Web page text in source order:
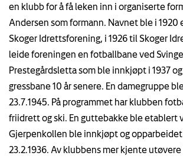
en klubb for å få leken inn i organiserte
Andersen som formann. Navnet ble i
Skoger Idrettsforening, i 1926 til Skoger
leide foreningen en fotballbane ved
Prestegårdsletta som ble innkjøpt i 1937
gressbane 10 år senere. En damegruppe
23.7.1945. På programmet har klubben
friidrett og ski. En guttebakke ble etablert
Gjerpenkollen ble innkjøpt og
23.2.1936. Av klubbens mer kjente